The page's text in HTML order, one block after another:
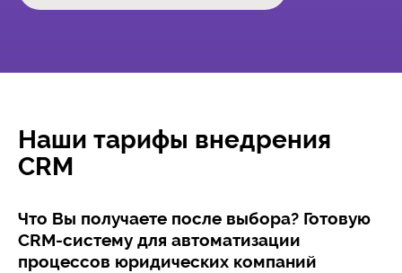
Наши тарифы внедрения
CRM
Что Вы получаете после выбора? Готовую
CRM-систему для автоматизации
процессов юридических компаний